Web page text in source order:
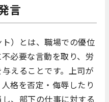
言
）とは、職場での優位
必要な言動を取り、労
えることです。上司が
格を否定・侮辱したり
、部下の仕事に対する